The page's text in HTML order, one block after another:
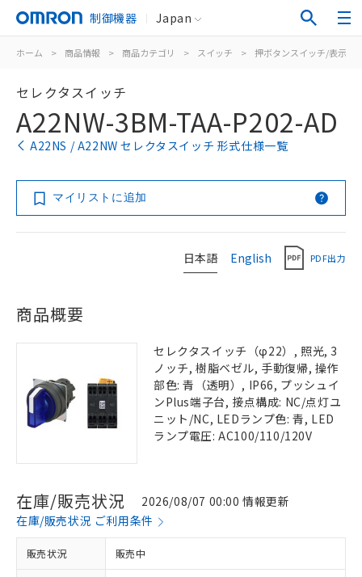
制御機器 Japan
ホーム > 商品情報 > 商品カテゴリ > スイッチ > 押ボタンスイッチ/表示灯
セレクタスイッチ
A22NW-3BM-TAA-P202-AD
A22NS / A22NW セレクタスイッチ 形式仕様一覧
マイリストに追加
日本語 English PDF出力
商品概要
セレクタスイッチ（φ22）, 照光, 3
ノッチ, 樹脂ベゼル, 手動復帰, 操作
部色: 青（透明）, IP66, プッシュイ
ンPlus端子台, 接点構成: NC/点灯ユ
ニット/NC, LEDランプ色: 青, LED
ランプ電圧: AC100/110/120V
在庫/販売状況
2026/08/07 00:00 情報更新
在庫/販売状況 ご利用条件
販売状況 販売中